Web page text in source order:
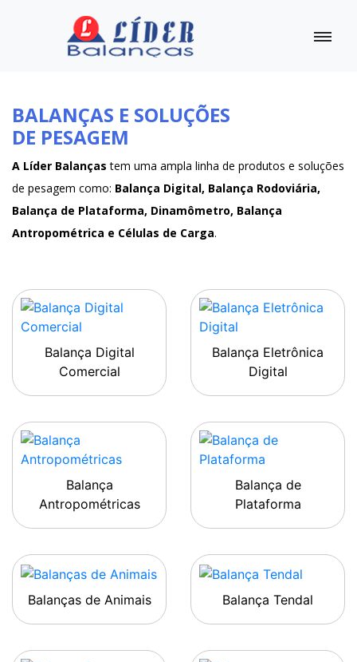
BALANÇAS E SOLUÇÕES
DE PESAGEM
A Líder Balanças tem uma ampla linha de produtos e soluções
de pesagem como: Balança Digital, Balança Rodoviária,
Balança de Plataforma, Dinamômetro, Balança
Antropométrica e Células de Carga.
Balança Digital
Comercial
Balança Eletrônica
Digital
Balança
Antropométricas
Balança de
Plataforma
Balanças de Animais Balança Tendal